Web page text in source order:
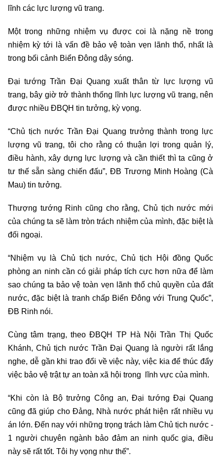
lĩnh các lực lượng vũ trang.
Một trong những nhiệm vụ được coi là nặng nề trong
nhiệm kỳ tới là vấn đề bảo vệ toàn vẹn lãnh thổ, nhất là
trong bối cảnh Biển Đông dậy sóng.
Đại tướng Trần Đại Quang xuất thân từ lực lượng vũ
trang, bây giờ trở thành thống lĩnh lực lượng vũ trang, nên
được nhiều ĐBQH tin tưởng, kỳ vọng.
“Chủ tịch nước Trần Đại Quang trưởng thành trong lực
lượng vũ trang, tôi cho rằng có thuận lợi trong quản lý,
điều hành, xây dựng lực lượng và cần thiết thì ta cũng ở
tư thế sẵn sàng chiến đấu”, ĐB Trương Minh Hoàng (Cà
Mau) tin tưởng.
Thượng tướng Rinh cũng cho rằng, Chủ tịch nước mới
của chúng ta sẽ làm tròn trách nhiệm của mình, đặc biệt là
đối ngoại.
“Nhiệm vụ là Chủ tịch nước, Chủ tịch Hội đồng Quốc
phòng an ninh cần có giải pháp tích cực hơn nữa để làm
sao chúng ta bảo vệ toàn vẹn lãnh thổ chủ quyền của đất
nước, đặc biệt là tranh chấp Biển Đông với Trung Quốc”,
ĐB Rinh nói.
Cùng tâm trạng, theo ĐBQH TP Hà Nội Trần Thị Quốc
Khánh, Chủ tịch nước Trần Đại Quang là người rất lắng
nghe, dễ gần khi trao đổi về việc này, việc kia để thúc đẩy
việc bảo vệ trật tự an toàn xã hội trong lĩnh vực của mình.
“Khi còn là Bộ trưởng Công an, Đại tướng Đại Quang
cũng đã giúp cho Đảng, Nhà nước phát hiện rất nhiều vụ
án lớn. Đến nay với những trọng trách làm Chủ tịch nước -
1 người chuyên ngành bảo đảm an ninh quốc gia, điều
này sẽ rất tốt. Tôi hy vọng như thế”.